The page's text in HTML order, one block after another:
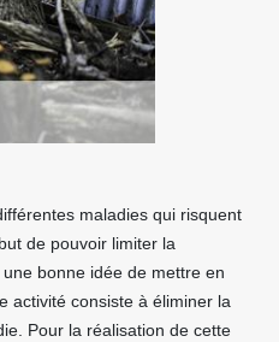
maladies qui risquent
de pouvoir limiter la
bonne idée de mettre en
activité consiste à éliminer la
Pour la réalisation de cette